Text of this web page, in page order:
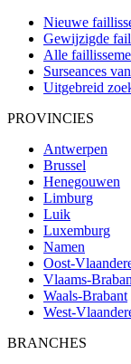
Nieuwe
Gewijzigde
Alle
Surseances
Uitgebreid
PROVINCIES
Antwerpen
Brussel
Henegouwen
Limburg
Luik
Luxemburg
Namen
Oost-
Vlaams-
Waals-Brabant
West-
BRANCHES